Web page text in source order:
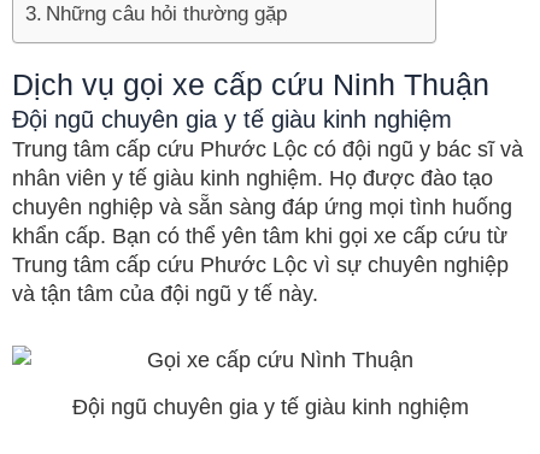
Những câu hỏi thường gặp
Dịch vụ gọi xe cấp cứu Ninh Thuận
Đội ngũ chuyên gia y tế giàu kinh nghiệm
Trung tâm cấp cứu Phước Lộc có đội ngũ y bác sĩ và
nhân viên y tế giàu kinh nghiệm. Họ được đào tạo
chuyên nghiệp và sẵn sàng đáp ứng mọi tình huống
khẩn cấp. Bạn có thể yên tâm khi gọi xe cấp cứu từ
Trung tâm cấp cứu Phước Lộc vì sự chuyên nghiệp
và tận tâm của đội ngũ y tế này.
Đội ngũ chuyên gia y tế giàu kinh nghiệm